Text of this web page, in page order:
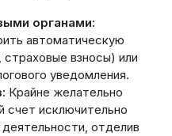
органами:
автоматическую
взносы) или
уведомления.
Крайне желательно
счет исключительно
отделив